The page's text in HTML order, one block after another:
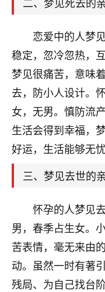
恋爱中的人梦
稳定，忽冷忽热，
梦见很痛苦，意味
去，防小人设计。
女，无男。慎防流
生活会得到幸福，
好运，生活能够无
三、梦见去世的
怀孕的人梦见
男，春季占生女。
苦表情，毫无来由
动。虽然一时有著
残局、为自己找台
卦，认识老
17分钟前 来自湖北
心若莲花
我是做餐饮的，
一家，要么生意
家底快败光了，
回事？
啊！
是我从找店
址、风水、
大环境不好
刚找老师做
2小时前 来自海南